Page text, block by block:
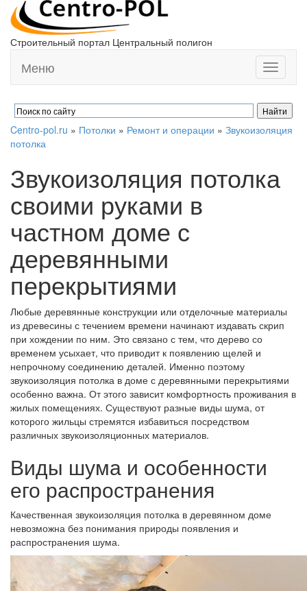
Строительный портал Центральный полигон
Toggle
Меню
Centro-pol.ru » Потолки » Ремонт и операции » Звукоизоляция
потолка
Звукоизоляция потолка
своими руками в
частном доме с
деревянными
перекрытиями
Любые деревянные конструкции или отделочные материалы
из древесины с течением времени начинают издавать скрип
при хождении по ним. Это связано с тем, что дерево со
временем усыхает, что приводит к появлению щелей и
непрочному соединению деталей. Именно поэтому
звукоизоляция потолка в доме с деревянными перекрытиями
особенно важна. От этого зависит комфортность проживания в
жилых помещениях. Существуют разные виды шума, от
которого жильцы стремятся избавиться посредством
различных звукоизоляционных материалов.
Виды шума и особенности
его распространения
Качественная звукоизоляция потолка в деревянном доме
невозможна без понимания природы появления и
распространения шума.